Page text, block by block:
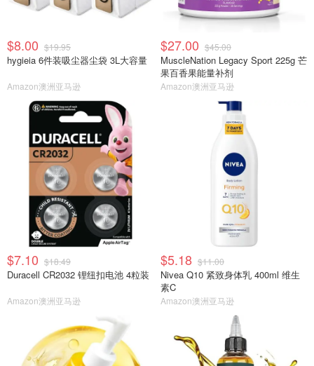
$8.00 $19.95
hygieia 6件装吸尘器尘袋 3L大容量
Amazon澳洲亚马逊
$27.00 $45.00
MuscleNation Legacy Sport 225g 芒
果百香果能量补剂
Amazon澳洲亚马逊
$7.10 $18.49
Duracell CR2032 锂纽扣电池 4粒装
Amazon澳洲亚马逊
$5.18 $11.00
Nivea Q10 紧致身体乳 400ml 维生
素C
Amazon澳洲亚马逊